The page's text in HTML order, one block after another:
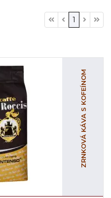
1
ZRNKOVÁ KÁVA S KOFEÍNOM